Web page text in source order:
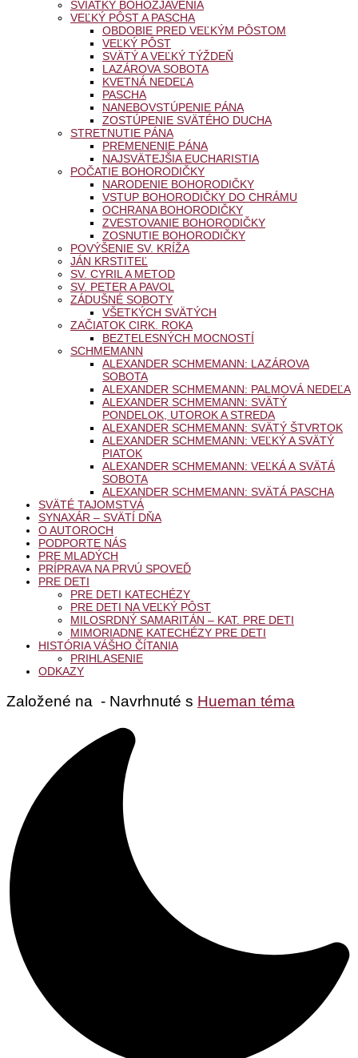
SVIATKY BOHOZJAVENIA
VEĽKÝ PÔST A PASCHA
OBDOBIE PRED VEĽKÝM PÔSTOM
VEĽKÝ PÔST
SVÄTÝ A VEĽKÝ TÝŽDEŇ
LAZÁROVA SOBOTA
KVETNÁ NEDEĽA
PASCHA
NANEBOVSTÚPENIE PÁNA
ZOSTÚPENIE SVÄTÉHO DUCHA
STRETNUTIE PÁNA
PREMENENIE PÁNA
NAJSVÄTEJŠIA EUCHARISTIA
POČATIE BOHORODIČKY
NARODENIE BOHORODIČKY
VSTUP BOHORODIČKY DO CHRÁMU
OCHRANA BOHORODIČKY
ZVESTOVANIE BOHORODIČKY
ZOSNUTIE BOHORODIČKY
POVÝŠENIE SV. KRÍŽA
JÁN KRSTITEĽ
SV. CYRIL A METOD
SV. PETER A PAVOL
ZÁDUŠNÉ SOBOTY
VŠETKÝCH SVÄTÝCH
ZAČIATOK CIRK. ROKA
BEZTELESNÝCH MOCNOSTÍ
SCHMEMANN
ALEXANDER SCHMEMANN: LAZÁROVA
SOBOTA
ALEXANDER SCHMEMANN: PALMOVÁ NEDEĽA
ALEXANDER SCHMEMANN: SVÄTÝ
PONDELOK, UTOROK A STREDA
ALEXANDER SCHMEMANN: SVÄTÝ ŠTVRTOK
ALEXANDER SCHMEMANN: VEĽKÝ A SVÄTÝ
PIATOK
ALEXANDER SCHMEMANN: VEĽKÁ A SVÄTÁ
SOBOTA
ALEXANDER SCHMEMANN: SVÄTÁ PASCHA
SVÄTÉ TAJOMSTVÁ
SYNAXÁR – SVÄTÍ DŇA
O AUTOROCH
PODPORTE NÁS
PRE MLADÝCH
PRÍPRAVA NA PRVÚ SPOVEĎ
PRE DETI
PRE DETI KATECHÉZY
PRE DETI NA VEĽKÝ PÔST
MILOSRDNÝ SAMARITÁN – KAT. PRE DETI
MIMORIADNE KATECHÉZY PRE DETI
HISTÓRIA VÁŠHO ČÍTANIA
PRIHLASENIE
ODKAZY
Založené na - Navrhnuté s Hueman téma